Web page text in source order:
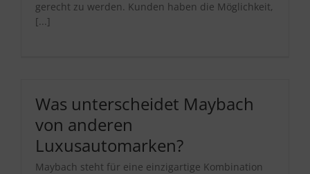
gerecht zu werden. Kunden haben die Möglichkeit,
[...]
Was unterscheidet Maybach
von anderen
Luxusautomarken?
Maybach steht für eine einzigartige Kombination